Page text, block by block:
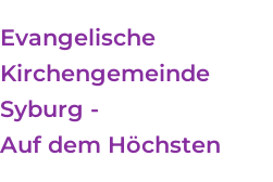
Evangelische
Kirchengemeinde
Syburg -
Auf dem Höchsten